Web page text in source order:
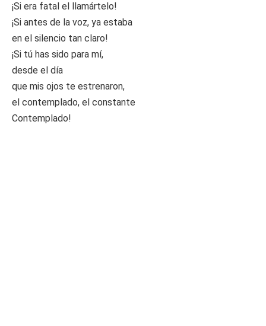
¡Si era fatal el llamártelo!
¡Si antes de la voz, ya estaba
en el silencio tan claro!
¡Si tú has sido para mí,
desde el día
que mis ojos te estrenaron,
el contemplado, el constante
Contemplado!